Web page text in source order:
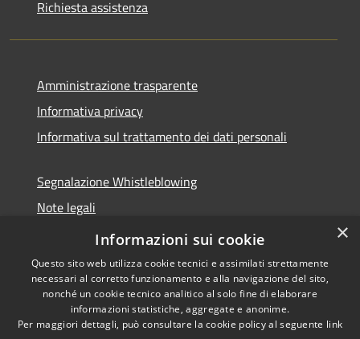
Richiesta assistenza
Amministrazione trasparente
Informativa privacy
Informativa sul trattamento dei dati personali
Segnalazione Whistleblowing
Note legali
Dichiarazione di accessibilità
Accessibilità
Copyright © 2026 • Comune di
Caramanico Terme • Powered
×
Informazioni sui cookie
Questo sito web utilizza cookie tecnici e assimilati strettamente
necessari al corretto funzionamento e alla navigazione del sito,
nonché un cookie tecnico analitico al solo fine di elaborare
informazioni statistiche, aggregate e anonime.
Per maggiori dettagli, può consultare la cookie policy al seguente link